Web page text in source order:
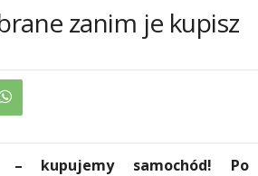
zanim je kupisz
– kupujemy samochód! Po